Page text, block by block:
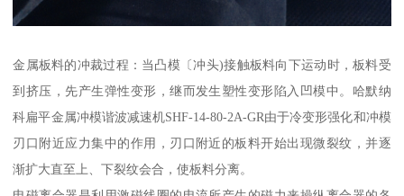
金属板料的冲裁过程：当凸模〔冲头)接触板料向下运动时，板料受
到挤压，先产生弹性变形，继而发生塑性变形陷入凹模中。哈默纳
科扁平金属冲模谐波减速机SHF-14-80-2A-GR由于冷变形强化和冲模
刃口附近应力集中的作用，刃口附近的板料开始出现微裂纹，并逐
渐扩大直至上、下裂纹会合，使板料分离。